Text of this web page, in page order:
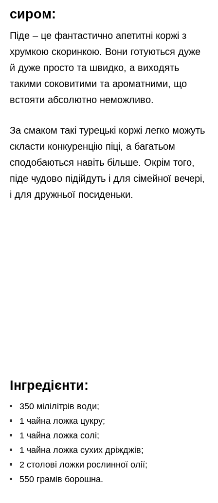
сиром:
Піде – це фантастично апетитні коржі з
хрумкою скоринкою. Вони готуються дуже
й дуже просто та швидко, а виходять
такими соковитими та ароматними, що
встояти абсолютно неможливо.
За смаком такі турецькі коржі легко можуть
скласти конкуренцію піці, а багатьом
сподобаються навіть більше. Окрім того,
піде чудово підійдуть і для сімейної вечері,
і для дружньої посиденьки.
Інгредієнти:
350 мілілітрів води;
1 чайна ложка цукру;
1 чайна ложка солі;
1 чайна ложка сухих дріжджів;
2 столові ложки рослинної олії;
550 грамів борошна.